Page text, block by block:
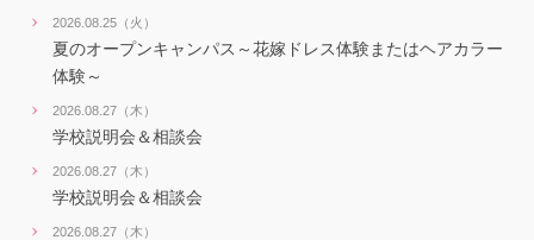
2026.08.25（火）
夏のオープンキャンパス～花嫁ドレス体験またはヘアカラー
体験～
2026.08.27（木）
学校説明会＆相談会
2026.08.27（木）
学校説明会＆相談会
2026.08.27（木）